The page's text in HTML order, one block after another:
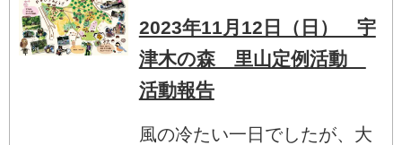
2023年11月12日（日） 宇
津木の森 里山定例活動
活動報告
風の冷たい一日でしたが、大